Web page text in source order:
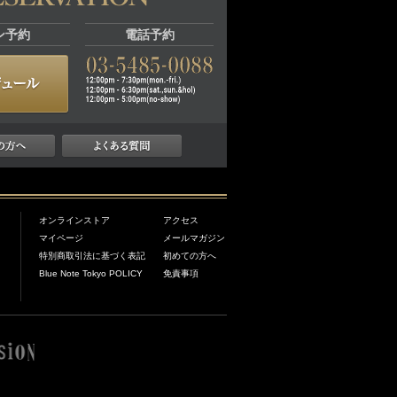
予約 電話予約
オンラインストア
マイページ
特別商取引法に基づく表記
Blue Note Tokyo POLICY
アクセス
メールマガジン
初めての方へ
免責事項